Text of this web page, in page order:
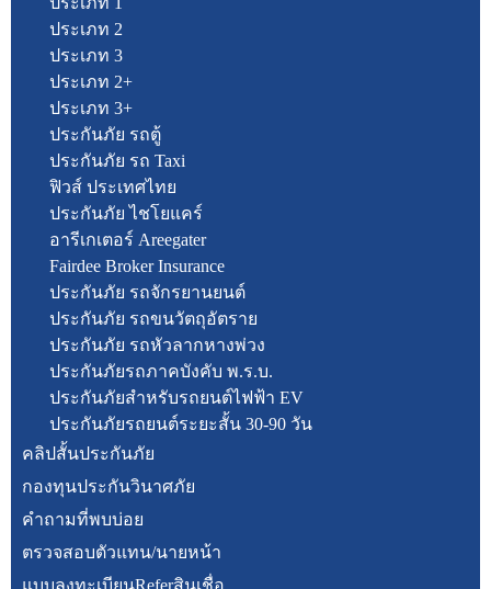
ประเภท 2
ประเภท 3
ประเภท 2+
ประเภท 3+
ประกันภัย รถตู้
ประกันภัย รถ Taxi
ฟิวส์ ประเทศไทย
ประกันภัย ไชโยแคร์
อารีเกเตอร์ Areegater
Fairdee Broker Insurance
ประกันภัย รถจักรยานยนต์
ประกันภัย รถขนวัตถุอัตราย
ประกันภัย รถหัวลากหางพ่วง
ประกันภัยรถภาคบังคับ พ.ร.บ.
ประกันภัยสำหรับรถยนต์ไฟฟ้า EV
ประกันภัยรถยนต์ระยะสั้น 30-90 วัน
คลิปสั้นประกันภัย
กองทุนประกันวินาศภัย
คำถามที่พบบ่อย
ตรวจสอบตัวแทน/นายหน้า
แบบลงทะเบียนReferสินเชื่อ